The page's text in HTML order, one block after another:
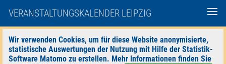
VERANSTALTUNGSKALENDER LEIPZIG
Wir verwenden Cookies, um für diese Website anonymisierte,
statistische Auswertungen der Nutzung mit Hilfe der Statistik-
Software Matomo zu erstellen. Mehr Informationen finden Sie